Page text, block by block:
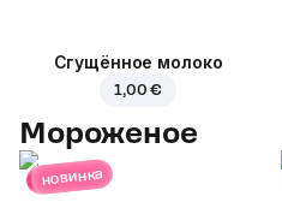
Сгущённое молоко
1,00 €
Мороженое
новинка